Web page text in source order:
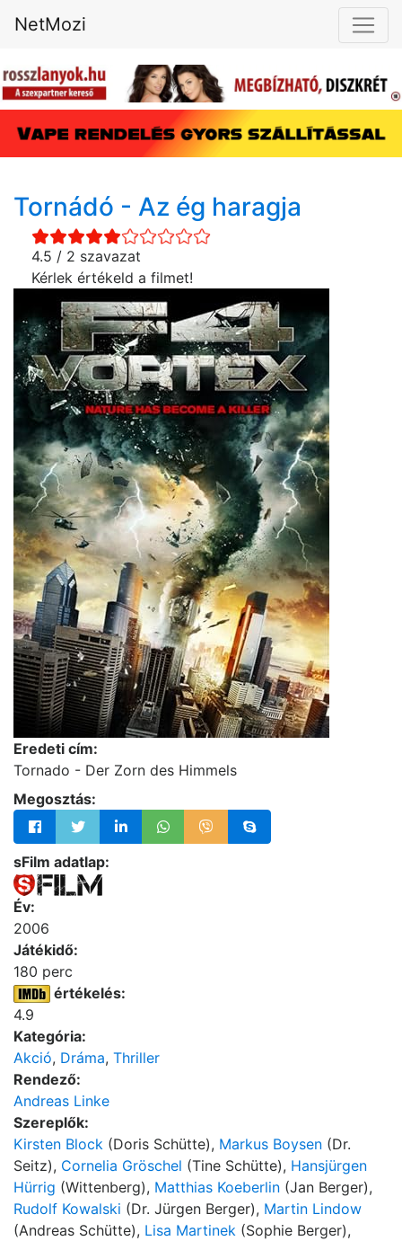
NetMozi
Tornádó - Az ég haragja
4.5 / 2 szavazat
Kérlek értékeld a filmet!
Eredeti cím:
Tornado - Der Zorn des Himmels
Megosztás:
sFilm adatlap:
Év:
2006
Játékidő:
180 perc
értékelés:
4.9
Kategória:
Akció, Dráma, Thriller
Rendező:
Andreas Linke
Szereplők:
Kirsten Block (Doris Schütte), Markus Boysen (Dr.
Seitz), Cornelia Gröschel (Tine Schütte), Hansjürgen
Hürrig (Wittenberg), Matthias Koeberlin (Jan Berger),
Rudolf Kowalski (Dr. Jürgen Berger), Martin Lindow
(Andreas Schütte), Lisa Martinek (Sophie Berger),